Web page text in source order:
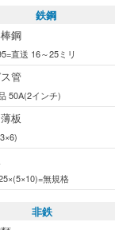
鉄鋼
鋼
直送 16～25ミリ
管
50A(2インチ)
板
無規格
非鉄